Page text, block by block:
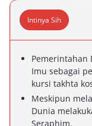
Intinya Sih
Pemerintahan
Imu sebagai
kursi takhta
Meskipun
Dunia
Seraphim.